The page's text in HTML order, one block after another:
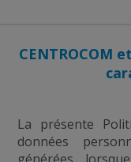
CENTROCOM
La présente
données